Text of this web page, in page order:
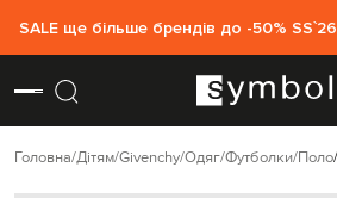
SALE ще більше брендів до -50% SS`26
Головна Дітям Givenchy Одяг Футболки Поло